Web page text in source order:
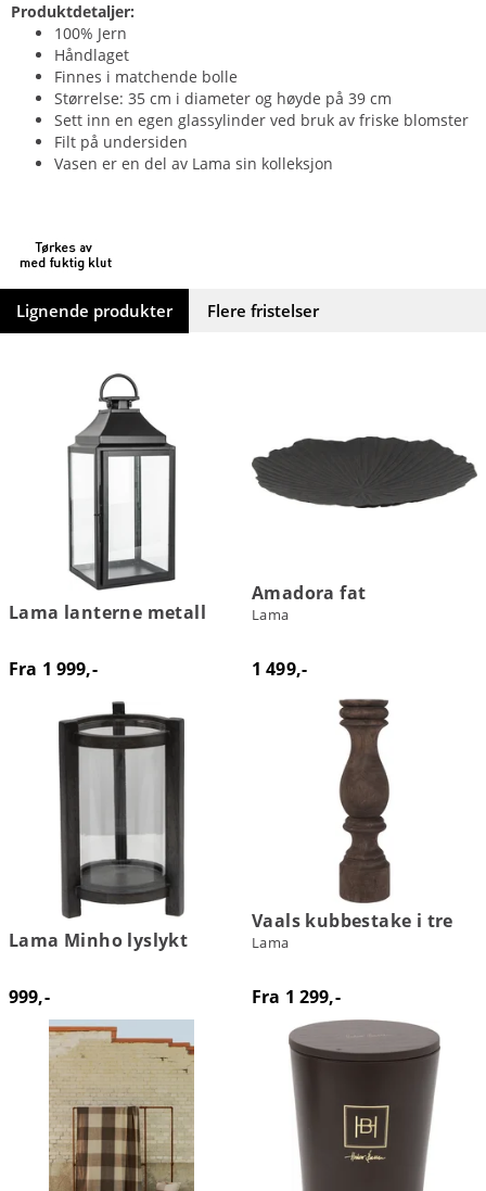
Produktdetaljer:
100% Jern
Håndlaget
Finnes i matchende bolle
Størrelse: 35 cm i diameter og høyde på 39 cm
Sett inn en egen glassylinder ved bruk av friske blomster
Filt på undersiden
Vasen er en del av Lama sin kolleksjon
Lignende produkter Flere fristelser
Lama lanterne metall
Fra 1 999,-
Amadora fat
Lama
1 499,-
Lama Minho lyslykt
999,-
Vaals kubbestake i tre
Lama
Fra 1 299,-